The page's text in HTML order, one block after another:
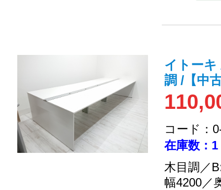
イトーキ
調 /【中
コード：
在庫数：1
木目調／
幅4200／